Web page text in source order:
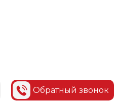
Обратный звонок